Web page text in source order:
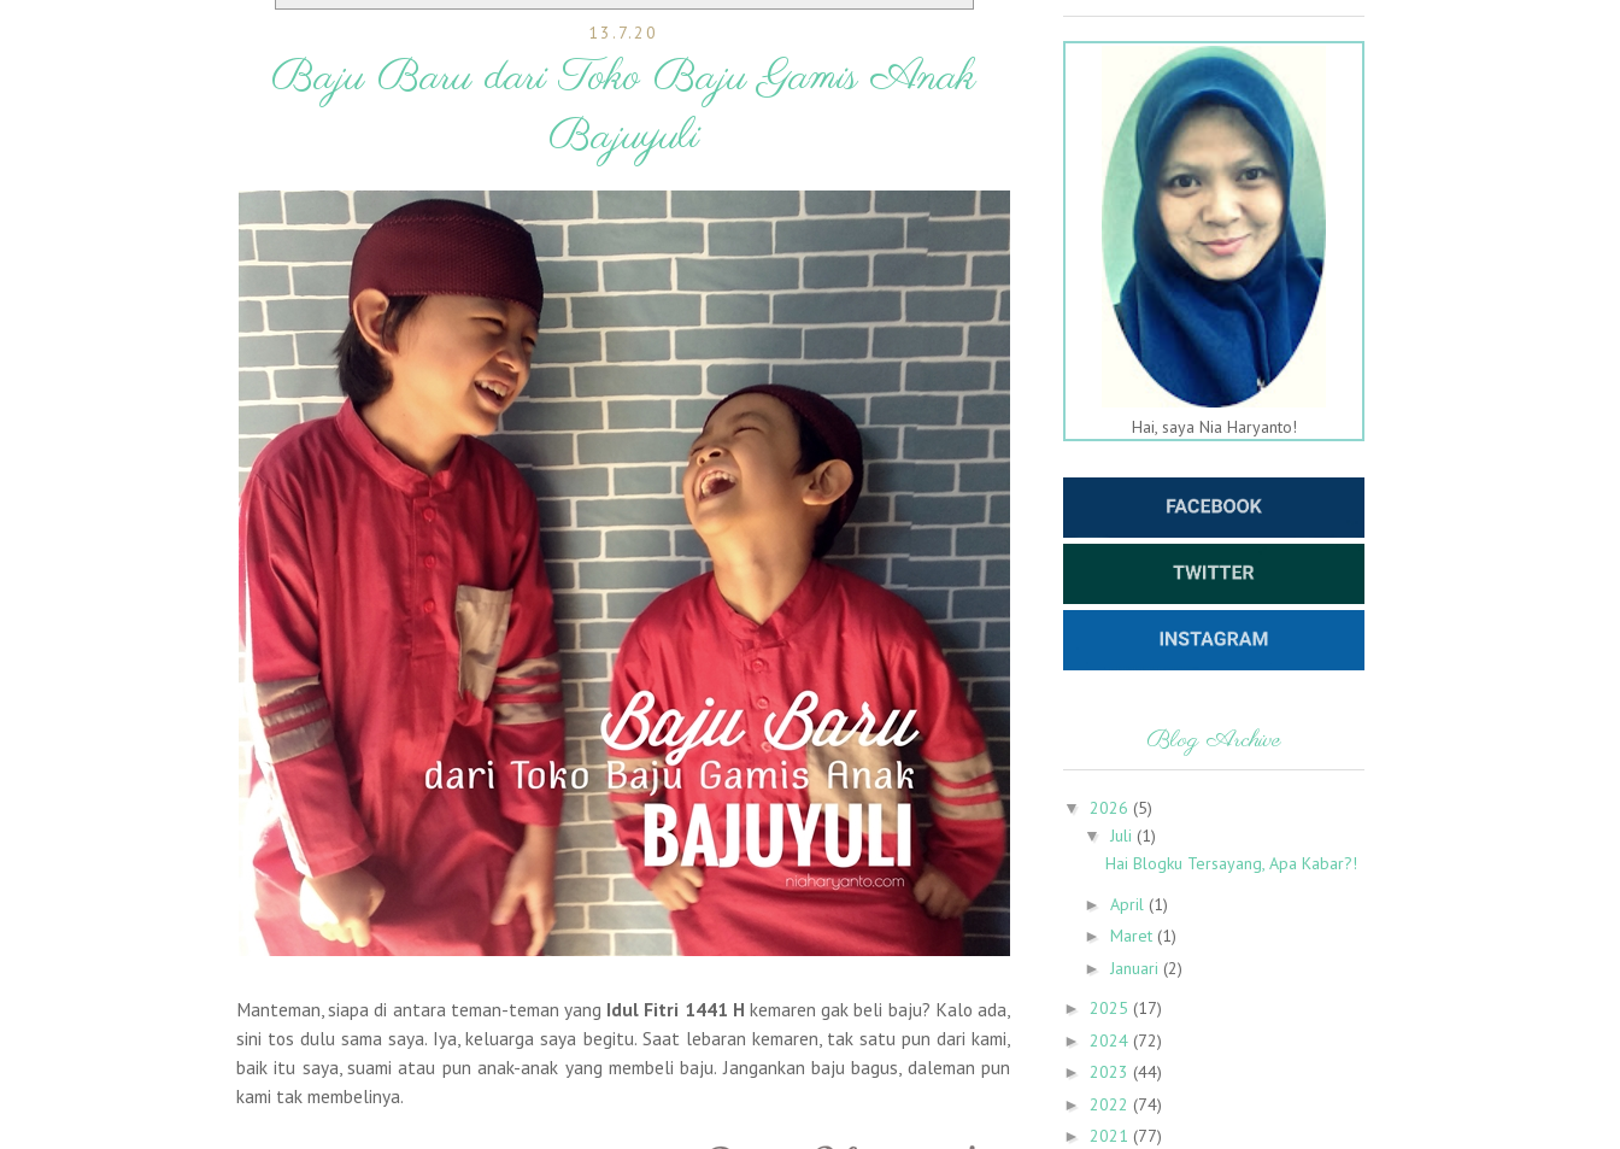
13.7.20
Baju Baru dari Toko Baju Gamis Anak
Bajuyuli
Manteman, siapa di antara teman-teman yang Idul Fitri 1441 H kemaren gak beli baju? Kalo ada,
sini tos dulu sama saya. Iya, keluarga saya begitu. Saat lebaran kemaren, tak satu pun dari kami,
baik itu saya, suami atau pun anak-anak yang membeli baju. Jangankan baju bagus, daleman pun
kami tak membelinya.
Hai, saya Nia Haryanto!
Blog Archive
▼ 2026 (5)
▼ Juli (1)
Hai Blogku Tersayang, Apa Kabar?!
► April (1)
► Maret (1)
► Januari (2)
► 2025 (17)
► 2024 (72)
► 2023 (44)
► 2022 (74)
► 2021 (77)